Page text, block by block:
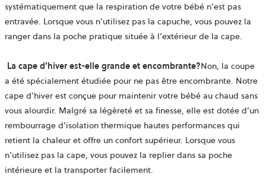
systématiquement que la respiration de votre bébé n’est pas
entravée. Lorsque vous n’utilisez pas la capuche, vous pouvez la
ranger dans la poche pratique située à l’extérieur de la cape.
La cape d’hiver est-elle grande et encombrante?Non, la coupe
a été spécialement étudiée pour ne pas être encombrante. Notre
cape d’hiver est conçue pour maintenir votre bébé au chaud sans
vous alourdir. Malgré sa légèreté et sa finesse, elle est dotée d’un
rembourrage d’isolation thermique hautes performances qui
retient la chaleur et offre un confort supérieur. Lorsque vous
n’utilisez pas la cape, vous pouvez la replier dans sa poche
intérieure et la transporter facilement.